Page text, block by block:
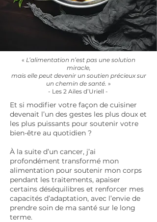
« L’alimentation n’est pas une solution
miracle,
mais elle peut devenir un soutien précieux sur
un chemin de santé. »
- Les 2 Ailes d’Uriell -
Et si modifier votre façon de cuisiner
devenait l’un des gestes les plus doux et
les plus puissants pour soutenir votre
bien-être au quotidien ?
À la suite d’un cancer, j’ai
profondément transformé mon
alimentation pour soutenir mon corps
pendant les traitements, apaiser
certains déséquilibres et renforcer mes
capacités d’adaptation, avec l’envie de
prendre soin de ma santé sur le long
terme.